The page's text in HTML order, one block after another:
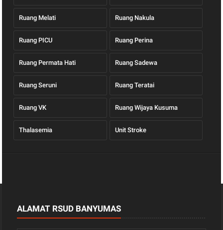
Ruang Melati Ruang Nakula
Ruang PICU Ruang Perina
Ruang Permata Hati Ruang Sadewa
Ruang Seruni Ruang Teratai
Ruang VK Ruang Wijaya Kusuma
Thalasemia Unit Stroke
ALAMAT RSUD BANYUMAS